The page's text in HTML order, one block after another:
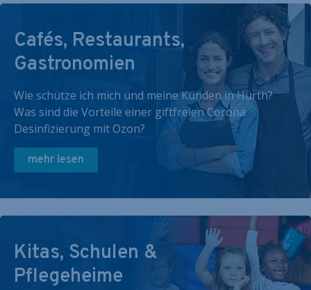
Cafés, Restaurants,
Gastronomien
Wie schütze ich mich und meine Kunden in Hürth?
Was sind die Vorteile einer giftfreien Corona
Desinfizierung mit Ozon?
mehr lesen
Kitas, Schulen &
Pflegeheime